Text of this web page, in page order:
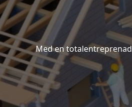
Med en